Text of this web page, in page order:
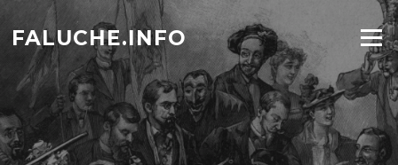
contenu
FALUCHE.INFO Menu